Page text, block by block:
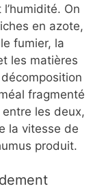
On
en azote,
fumier, la
les matières
fragmenté
entre les deux,
la vitesse de
produit.